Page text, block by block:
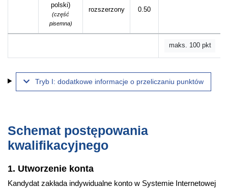
polski)
(część
pisemna)
rozszerzony 0.50
maks. 100 pkt
Tryb I: dodatkowe informacje o przeliczaniu punktów
Schemat postępowania
kwalifikacyjnego
1. Utworzenie konta
Kandydat zakłada indywidualne konto w Systemie Internetowej